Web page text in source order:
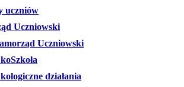
uczniów
Uczniowski
Uczniowski
działania